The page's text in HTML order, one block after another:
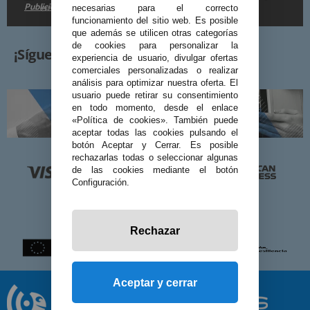
en la
Publicidad
¡Síguenos!
necesarias para el correcto
funcionamiento del sitio web. Es posible
que además se utilicen otras categorías
de cookies para personalizar la
experiencia de usuario, divulgar ofertas
comerciales personalizadas o realizar
análisis para optimizar nuestra oferta. El
usuario puede retirar su consentimiento
en todo momento, desde el enlace
«Política de cookies». También puede
aceptar todas las cookies pulsando el
botón Aceptar y Cerrar. Es posible
rechazarlas todas o seleccionar algunas
de las cookies mediante el botón
Configuración.
Rechazar
Aceptar y cerrar